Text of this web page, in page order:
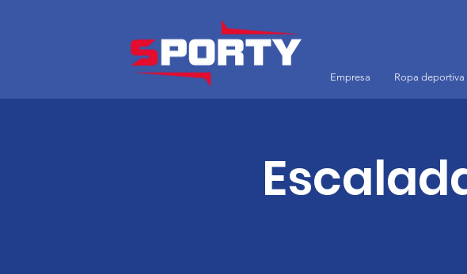
Empresa Ropa